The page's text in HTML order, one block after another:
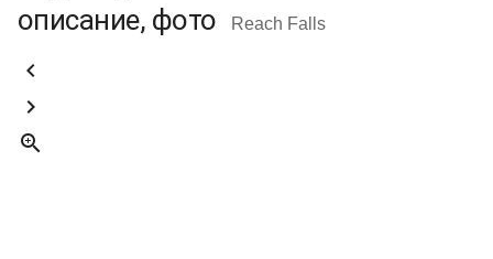
описание, фото
Reach Falls


